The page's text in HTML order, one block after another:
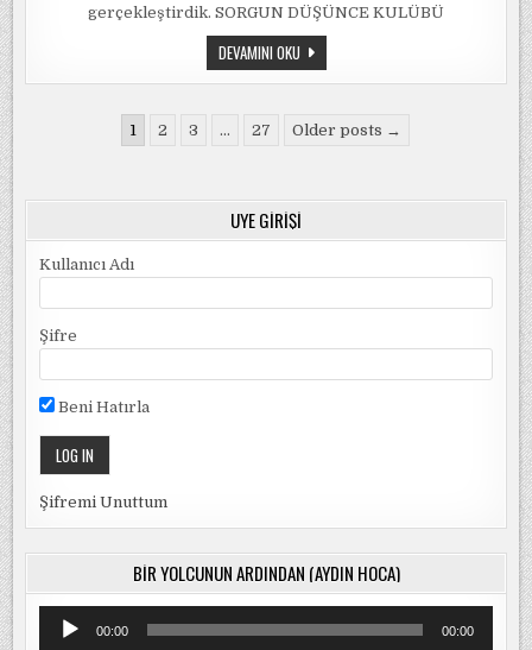
gerçekleştirdik. SORGUN DÜŞÜNCE KULÜBÜ
DEVAMINI OKUAĞUSTOS
2021
/
1 2 3 … 27 Older posts →
ÜYE GIRIŞI
Kullanıcı Adı
Şifre
Beni Hatırla
Şifremi Unuttum
BIR YOLCUNUN ARDINDAN (AYDIN HOCA)
Ses
oynatıcı00:00 00:00